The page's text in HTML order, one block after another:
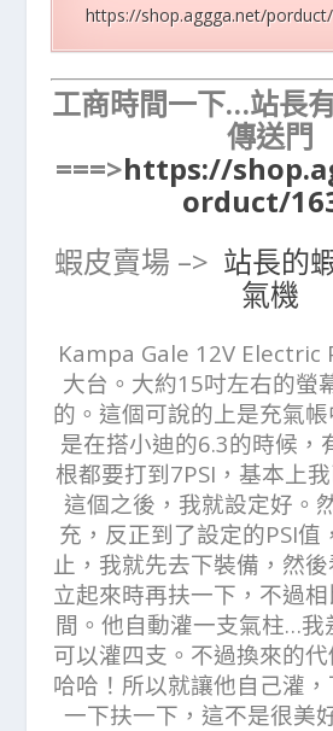
https://shop.aggga.net/
工商時間一下…站長
傳送門
===>https://
orduct/
蝦皮賣場 –> 站長的
氣機
Kampa Gale 12V Electric
大台。大約15吋左右的螢
的。這個可說的上是充氣
是在搭小迪的6.3的時候，
根都要打到7PSI，基本上
這個之後，我就設定好。
充，反正到了設定的PSI值
止，我就先去下裝備，然
立起來時再扶一下，不過
間。他自動灌一支氣柱…我
可以灌四支。不過換來的代
哈哈！所以就讓他自己灌
一下扶一下，這不是很美